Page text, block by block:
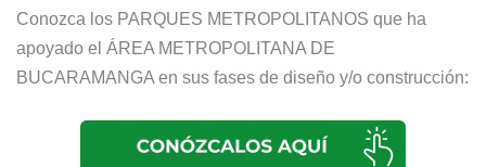
Conozca los PARQUES METROPOLITANOS que ha
apoyado el ÁREA METROPOLITANA DE
BUCARAMANGA en sus fases de diseño y/o construcción: